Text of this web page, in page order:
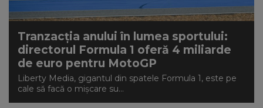
Tranzacția anului în lumea sportului:
directorul Formula 1 oferă 4 miliarde
de euro pentru MotoGP
Liberty Media, gigantul din spatele Formula 1, este pe
cale să facă o mișcare su...